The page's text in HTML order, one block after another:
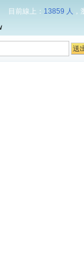
目前線上： 13859 人